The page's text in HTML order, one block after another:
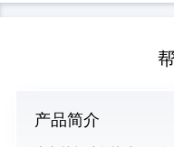
产品简介